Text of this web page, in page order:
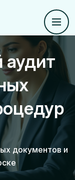
аудит
документов и